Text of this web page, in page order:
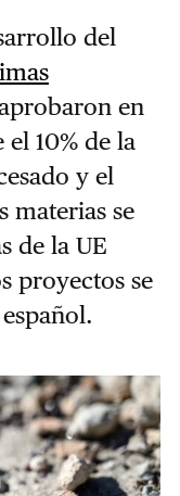
del
en
10% de la
y el
materias se
de la UE
proyectos se